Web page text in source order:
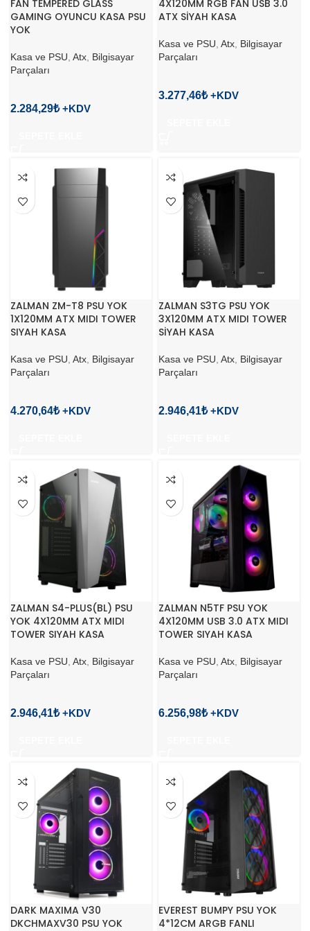
FAN TEMPERED GLASS
GAMING OYUNCU KASA PSU
YOK
Kasa ve PSU Atx Bilgisayar
Parçaları
2.284,29₺
4X120MM RGB FAN USB 3.0
ATX SİYAH KASA
Kasa ve PSU Atx Bilgisayar
Parçaları
3.277,46₺
ZALMAN ZM-T8 PSU YOK
1X120MM ATX MIDI TOWER
SIYAH KASA
Kasa ve PSU Atx Bilgisayar
Parçaları
4.270,64₺
ZALMAN S3TG PSU YOK
3X120MM ATX MIDI TOWER
SİYAH KASA
Kasa ve PSU Atx Bilgisayar
Parçaları
2.946,41₺
ZALMAN S4-PLUS(BL) PSU
YOK 4X120MM ATX MIDI
TOWER SIYAH KASA
Kasa ve PSU Atx Bilgisayar
Parçaları
2.946,41₺
ZALMAN N5TF PSU YOK
4X120MM USB 3.0 ATX MIDI
TOWER SIYAH KASA
Kasa ve PSU Atx Bilgisayar
Parçaları
6.256,98₺
DARK MAXIMA V30
DKCHMAXV30 PSU YOK
EVEREST BUMPY PSU YOK
4*12CM ARGB FANLI